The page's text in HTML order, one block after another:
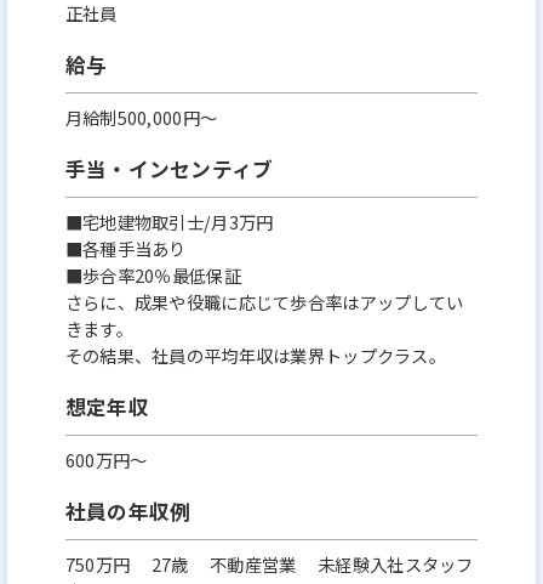
正社員
給与
月給制500,000円～
手当・インセンティブ
■宅地建物取引士/月3万円
■各種手当あり
■歩合率20％最低保証
さらに、成果や役職に応じて歩合率はアップしてい
きます。
その結果、社員の平均年収は業界トップクラス。
想定年収
600万円〜
社員の年収例
750万円 27歳 不動産営業 未経験入社スタッフ